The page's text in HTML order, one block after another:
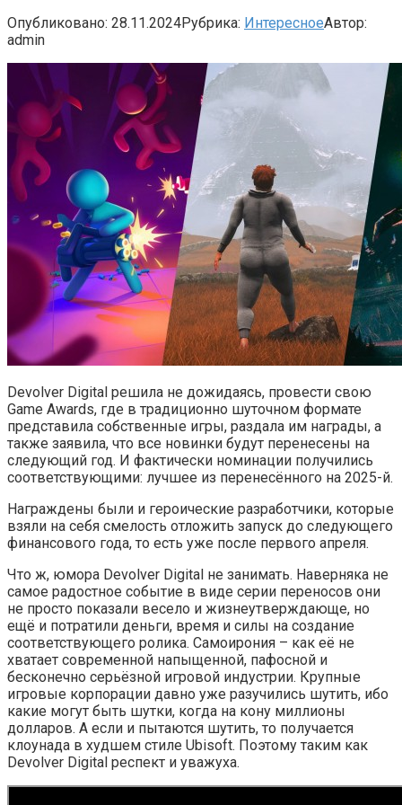
Опубликовано: 28.11.2024Рубрика: ИнтересноеАвтор:
admin
Devolver Digital решила не дожидаясь, провести свою
Game Awards, где в традиционно шуточном формате
представила собственные игры, раздала им награды, а
также заявила, что все новинки будут перенесены на
следующий год. И фактически номинации получились
соответствующими: лучшее из перенесённого на 2025-й.
Награждены были и героические разработчики, которые
взяли на себя смелость отложить запуск до следующего
финансового года, то есть уже после первого апреля.
Что ж, юмора Devolver Digital не занимать. Наверняка не
самое радостное событие в виде серии переносов они
не просто показали весело и жизнеутверждающе, но
ещё и потратили деньги, время и силы на создание
соответствующего ролика. Самоирония – как её не
хватает современной напыщенной, пафосной и
бесконечно серьёзной игровой индустрии. Крупные
игровые корпорации давно уже разучились шутить, ибо
какие могут быть шутки, когда на кону миллионы
долларов. А если и пытаются шутить, то получается
клоунада в худшем стиле Ubisoft. Поэтому таким как
Devolver Digital респект и уважуха.